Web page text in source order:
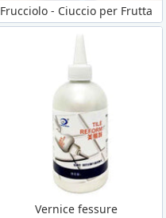
Frucciolo - Ciuccio per Frutta
Vernice fessure